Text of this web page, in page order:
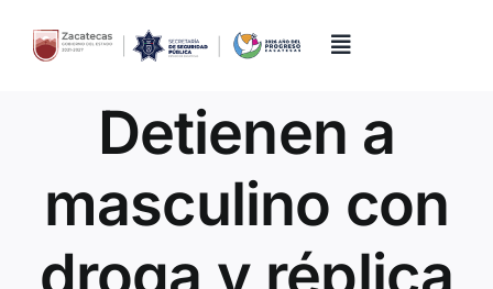
content
Toggle
Directorio
Quiénes Somos
Detienen a
masculino con